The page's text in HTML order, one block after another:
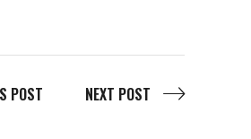
POST NEXT POST